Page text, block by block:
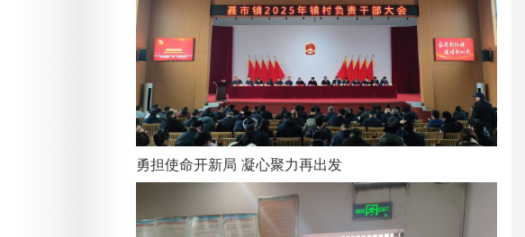
勇担使命开新局 凝心聚力再出发